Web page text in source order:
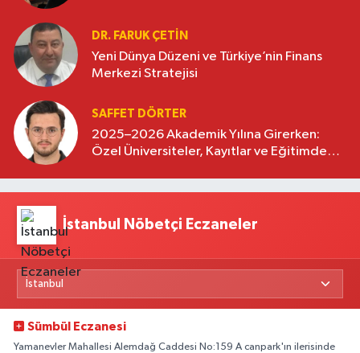
DR. FARUK ÇETİN
Yeni Dünya Düzeni ve Türkiye’nin Finans
Merkezi Stratejisi
SAFFET DÖRTER
2025–2026 Akademik Yılına Girerken:
Özel Üniversiteler, Kayıtlar ve Eğitimde
İstanbul Nöbetçi Eczaneler
Sümbül Eczanesi
Yamanevler Mahallesi Alemdağ Caddesi No:159 A canpark'ın ilerisinde